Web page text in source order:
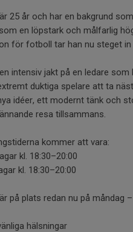
25 år och har en bakgrund
en löpstark och målfarlig
för fotboll tar han nu steget in
intensiv jakt på en ledare
duktiga spelare att ta
idéer, ett modernt tänk och
resa tillsammans.
kommer att vara:
kl. 18:30–20:00
kl. 18:30–20:00
på plats redan nu på måndag
hälsningar